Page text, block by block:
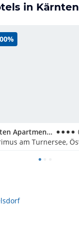
in Kärnten
Kärnten Apartment Turnersee